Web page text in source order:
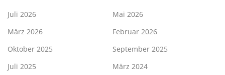
Juli 2026
Mai 2026
März 2026
Februar 2026
Oktober 2025
September 2025
Juli 2025
März 2024